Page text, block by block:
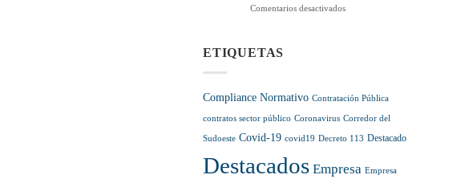
hasta
de
Comentarios desactivadosen
nominado
en
prestigiosa
internacional
ETIQUETAS
Compliance Normativo Contratación Pública
contratos sector público Coronavirus Corredor del
Sudoeste Covid-19 covid19 Decreto 113 Destacado
Destacados Empresa Empresa